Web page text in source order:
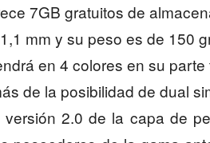
7GB gratuitos de
mm y su peso es de 150
en 4 colores en su parte
de la posibilidad de dual
2.0 de la capa de